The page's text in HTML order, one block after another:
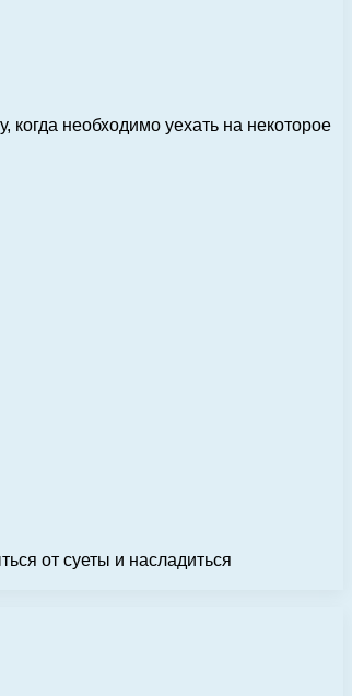
необходимо уехать на некоторое
от суеты и насладиться